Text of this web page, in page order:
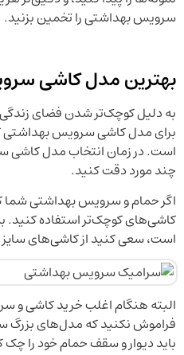
سرویس بهداشتی را تخمین بزنید.
بهترین مدل کاشی
به دلیل کوچک‌تر شدن فضای زندگی
برای مدل کاشی سرویس بهداشتی
است. در زمان انتخاب مدل کاشی
چند مورد دقت کنید.
اگر حمام و سرویس بهداشتی
کاشی‌های کوچک‌تر استفاده کنید.
است، سعی کنید از کاشی‌های سایز
البته هنگام اغلب خرید کاشی
فراموش نکنید که مدل‌های بزرگ
باید دیوار و سقف حمام خود را چک